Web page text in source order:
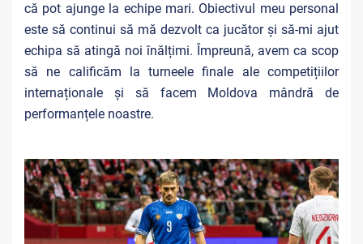
că pot ajunge la echipe mari. Obiectivul meu personal
este să continui să mă dezvolt ca jucător și să-mi ajut
echipa să atingă noi înălțimi. Împreună, avem ca scop
să ne calificăm la turneele finale ale competițiilor
internaționale și să facem Moldova mândră de
performanțele noastre.